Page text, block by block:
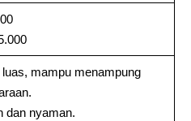
mampu menampung
dan nyaman.